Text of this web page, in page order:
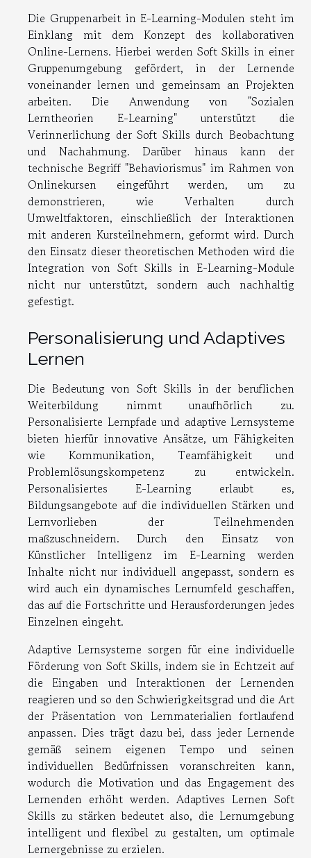
Die Gruppenarbeit in E-Learning-Modulen steht im
Einklang mit dem Konzept des kollaborativen
Online-Lernens. Hierbei werden Soft Skills in einer
Gruppenumgebung gefördert, in der Lernende
voneinander lernen und gemeinsam an Projekten
arbeiten. Die Anwendung von "Sozialen
Lerntheorien E-Learning" unterstützt die
Verinnerlichung der Soft Skills durch Beobachtung
und Nachahmung. Darüber hinaus kann der
technische Begriff "Behaviorismus" im Rahmen von
Onlinekursen eingeführt werden, um zu
demonstrieren, wie Verhalten durch
Umweltfaktoren, einschließlich der Interaktionen
mit anderen Kursteilnehmern, geformt wird. Durch
den Einsatz dieser theoretischen Methoden wird die
Integration von Soft Skills in E-Learning-Module
nicht nur unterstützt, sondern auch nachhaltig
gefestigt.
Personalisierung und Adaptives
Lernen
Die Bedeutung von Soft Skills in der beruflichen
Weiterbildung nimmt unaufhörlich zu.
Personalisierte Lernpfade und adaptive Lernsysteme
bieten hierfür innovative Ansätze, um Fähigkeiten
wie Kommunikation, Teamfähigkeit und
Problemlösungskompetenz zu entwickeln.
Personalisiertes E-Learning erlaubt es,
Bildungsangebote auf die individuellen Stärken und
Lernvorlieben der Teilnehmenden
maßzuschneidern. Durch den Einsatz von
Künstlicher Intelligenz im E-Learning werden
Inhalte nicht nur individuell angepasst, sondern es
wird auch ein dynamisches Lernumfeld geschaffen,
das auf die Fortschritte und Herausforderungen jedes
Einzelnen eingeht.
Adaptive Lernsysteme sorgen für eine individuelle
Förderung von Soft Skills, indem sie in Echtzeit auf
die Eingaben und Interaktionen der Lernenden
reagieren und so den Schwierigkeitsgrad und die Art
der Präsentation von Lernmaterialien fortlaufend
anpassen. Dies trägt dazu bei, dass jeder Lernende
gemäß seinem eigenen Tempo und seinen
individuellen Bedürfnissen voranschreiten kann,
wodurch die Motivation und das Engagement des
Lernenden erhöht werden. Adaptives Lernen Soft
Skills zu stärken bedeutet also, die Lernumgebung
intelligent und flexibel zu gestalten, um optimale
Lernergebnisse zu erzielen.